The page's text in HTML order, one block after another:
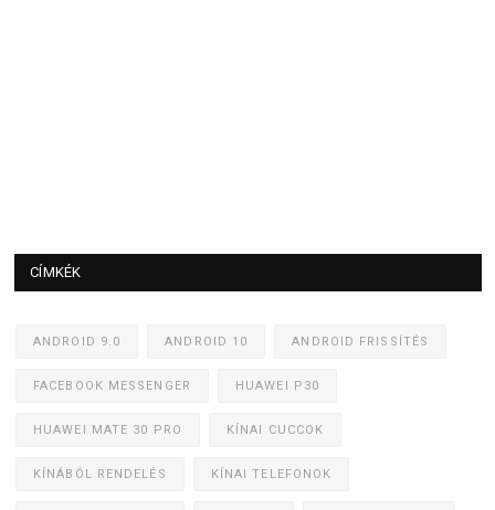
CÍMKÉK
ANDROID 9.0 ANDROID 10 ANDROID FRISSÍTÉS
FACEBOOK MESSENGER HUAWEI P30
HUAWEI MATE 30 PRO KÍNAI CUCCOK
KÍNÁBÓL RENDELÉS KÍNAI TELEFONOK